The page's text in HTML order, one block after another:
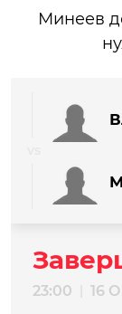
Минеев
23:00 16